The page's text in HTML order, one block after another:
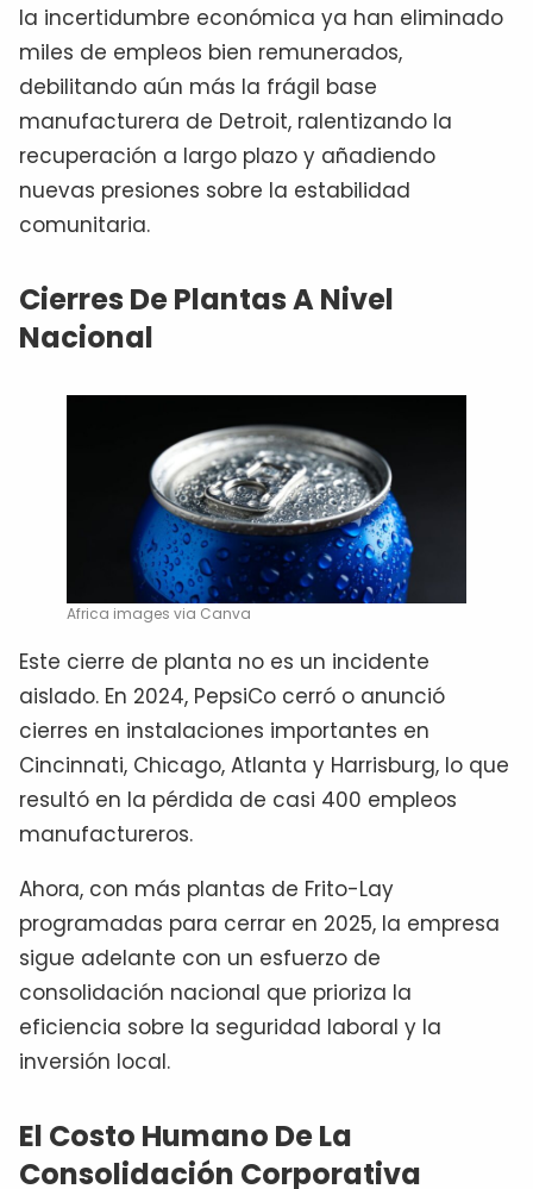
la incertidumbre económica ya han eliminado
miles de empleos bien remunerados,
debilitando aún más la frágil base
manufacturera de Detroit, ralentizando la
recuperación a largo plazo y añadiendo
nuevas presiones sobre la estabilidad
comunitaria.
Cierres De Plantas A Nivel
Nacional
Africa images via Canva
Este cierre de planta no es un incidente
aislado. En 2024, PepsiCo cerró o anunció
cierres en instalaciones importantes en
Cincinnati, Chicago, Atlanta y Harrisburg, lo que
resultó en la pérdida de casi 400 empleos
manufactureros.
Ahora, con más plantas de Frito-Lay
programadas para cerrar en 2025, la empresa
sigue adelante con un esfuerzo de
consolidación nacional que prioriza la
eficiencia sobre la seguridad laboral y la
inversión local.
El Costo Humano De La
Consolidación Corporativa